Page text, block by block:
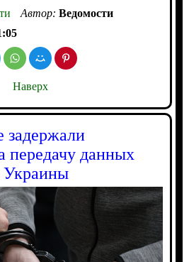
Автор: Ведомости
Наверх
задержали
передачу данных
Украины